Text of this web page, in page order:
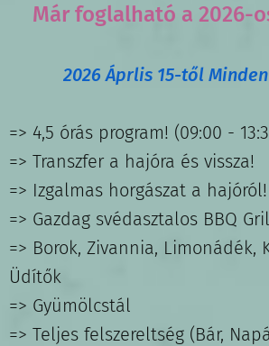
Már foglalható a 2026-
2026 Áprlis 15-től
=> 4,5 órás program! (09:00 -
=> Transzfer a hajóra és vissza!
=> Izgalmas horgászat a hajóról!
=> Gazdag svédasztalos BBQ
=> Borok, Zivannia, Limonádék,
Üdítők
=> Gyümölcstál
=> Teljes felszereltség (Bár,